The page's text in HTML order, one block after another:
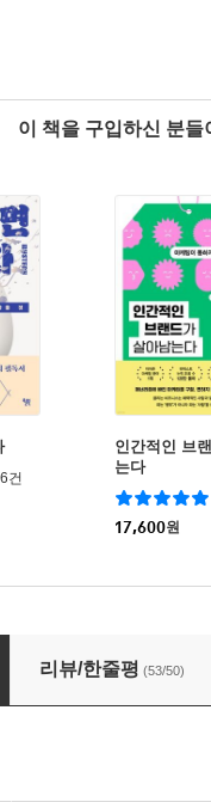
이 책을 구입하신 분
건
인간적인 브
는다
17,600원
리뷰/한줄평 (53/50)